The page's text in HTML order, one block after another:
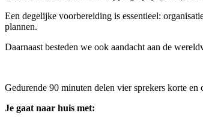
Een degelijke voorbereiding is essentieel:
plannen.
Daarnaast besteden we ook aandacht aan de
Gedurende 90 minuten delen vier sprekers korte
Je gaat naar huis met: